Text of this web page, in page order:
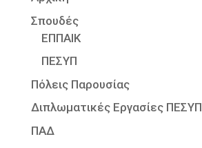
Σπουδές
ΕΠΠΑΙΚ
ΠΕΣΥΠ
Πόλεις Παρουσίας
Διπλωματικές Εργασίες ΠΕΣΥΠ
ΠΑΔ